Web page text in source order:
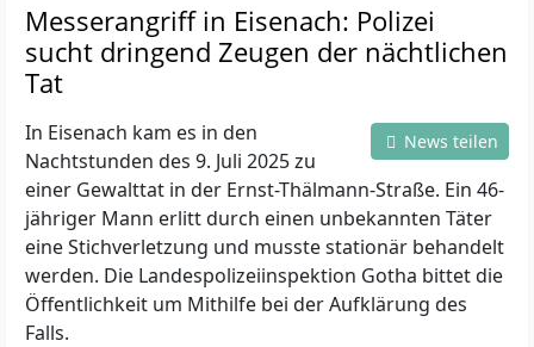
Messerangriff in Eisenach: Polizei
sucht dringend Zeugen der nächtlichen
Tat
News teilen
In Eisenach kam es in den
Nachtstunden des 9. Juli 2025 zu
einer Gewalttat in der Ernst-Thälmann-Straße. Ein 46-
jähriger Mann erlitt durch einen unbekannten Täter
eine Stichverletzung und musste stationär behandelt
werden. Die Landespolizeiinspektion Gotha bittet die
Öffentlichkeit um Mithilfe bei der Aufklärung des
Falls.